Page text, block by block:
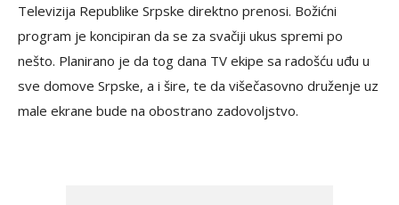
Televizija Republike Srpske direktno prenosi. Božićni
program je koncipiran da se za svačiji ukus spremi po
nešto. Planirano je da tog dana TV ekipe sa radošću uđu u
sve domove Srpske, a i šire, te da višečasovno druženje uz
male ekrane bude na obostrano zadovoljstvo.